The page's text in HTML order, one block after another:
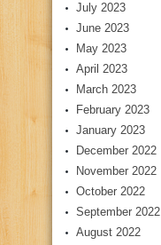
July 2023
June 2023
May 2023
April 2023
March 2023
February 2023
January 2023
December 2022
November 2022
October 2022
September 2022
August 2022